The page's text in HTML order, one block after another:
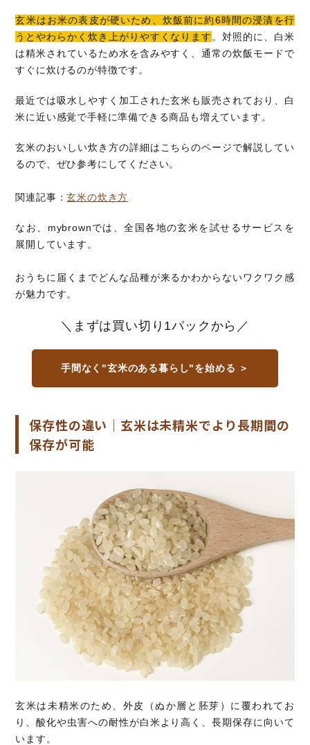
玄米はお米の表皮が硬いため、炊飯前に約6時間の浸漬を行
うとやわらかく炊き上がりやすくなります。対照的に、白米
は精米されているため水を含みやすく、通常の炊飯モードで
すぐに炊けるのが特徴です。
最近では吸水しやすく加工された玄米も販売されており、白
米に近い感覚で手軽に準備できる商品も増えています。
玄米のおいしい炊き方の詳細はこちらのページで解説してい
るので、ぜひ参考にしてください。
関連記事：玄米の炊き方
なお、mybrownでは、全国各地の玄米を試せるサービスを
展開しています。
おうちに届くまでどんな品種が来るかわからないワクワク感
が魅力です。
＼まずは買い切り1パックから／
手間なく"玄米のある暮らし"を始める ＞
保存性の違い｜玄米は未精米でより長期間の
保存が可能
玄米は未精米のため、外皮（ぬか層と胚芽）に覆われてお
り、酸化や虫害への耐性が白米より高く、長期保存に向いて
います。